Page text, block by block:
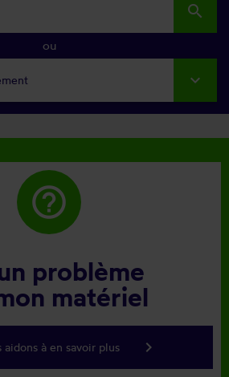
search
ou
help_outline
problème
matériel
aidons à en savoir plus keyboard_arrow_right